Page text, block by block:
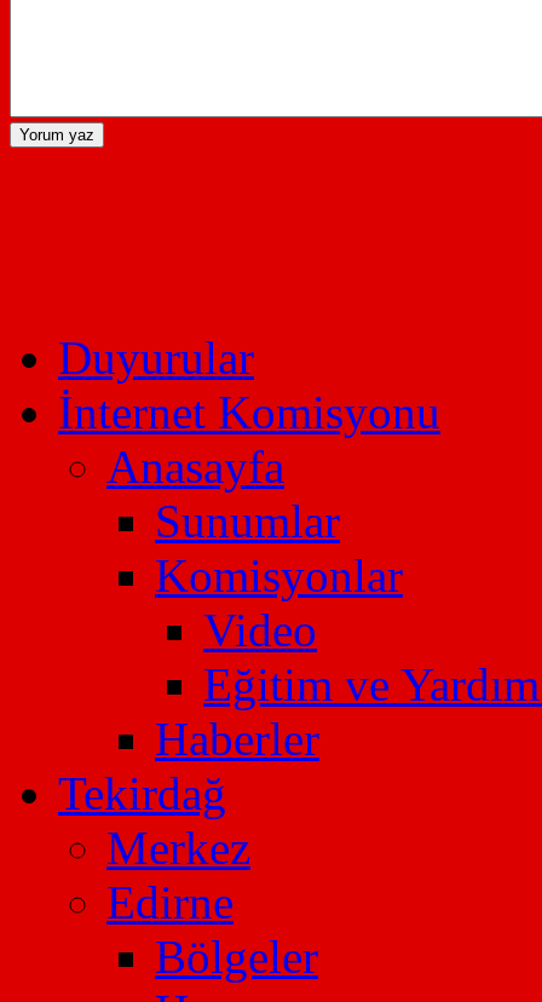
Duyurular
İnternet Komisyonu
Anasayfa
Sunumlar
Komisyonlar
Video
Eğitim ve
Haberler
Tekirdağ
Merkez
Edirne
Bölgeler